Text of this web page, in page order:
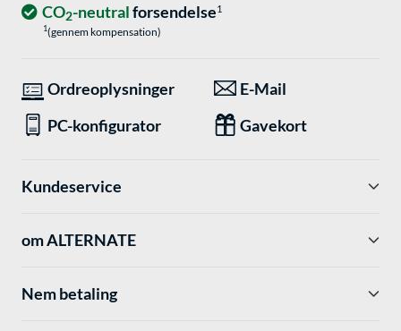
CO2-neutralforsendelse1
1(gennem kompensation)
Ordreoplysninger
E-Mail
PC-konfigurator
Gavekort
Kundeservice
om ALTERNATE
Nem betaling